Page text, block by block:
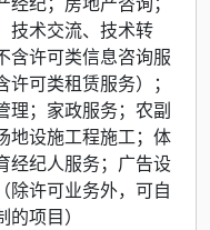
技术交流、技术转
含许可类信息咨询服
可类租赁服务）；
理；家政服务；农副
地设施工程施工；体
经纪人服务；广告设
除许可业务外，可自
项目）